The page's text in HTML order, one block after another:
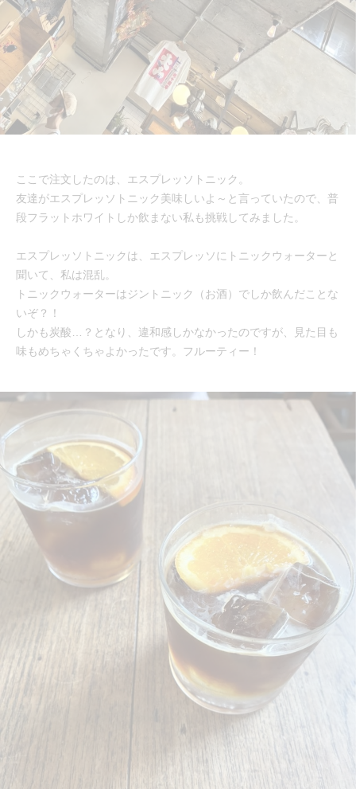
ここで注文したのは、エスプレッソトニック。
友達がエスプレッソトニック美味しいよ～と言っていたので、普
段フラットホワイトしか飲まない私も挑戦してみました。
エスプレッソトニックは、エスプレッソにトニックウォーターと
聞いて、私は混乱。
トニックウォーターはジントニック（お酒）でしか飲んだことな
いぞ？！
しかも炭酸…？となり、違和感しかなかったのですが、見た目も
味もめちゃくちゃよかったです。フルーティー！